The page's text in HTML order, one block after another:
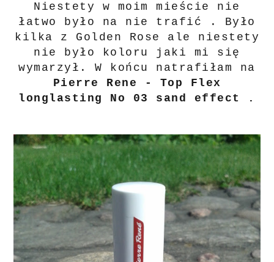
Niestety w moim mieście nie
łatwo było na nie trafić . Było
kilka z Golden Rose ale niestety
nie było koloru jaki mi się
wymarzył. W końcu natrafiłam na
Pierre Rene - Top Flex
longlasting No 03 sand effect .